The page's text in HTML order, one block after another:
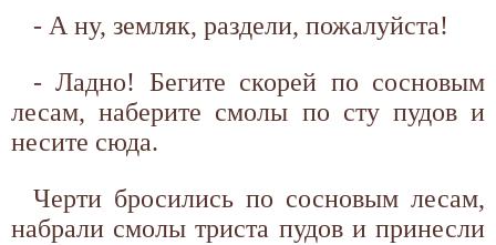
- А ну, земляк, раздели, пожалуйста!
- Ладно! Бегите скорей по сосновым
лесам, наберите смолы по сту пудов и
несите сюда.
Черти бросились по сосновым лесам,
набрали смолы триста пудов и принесли